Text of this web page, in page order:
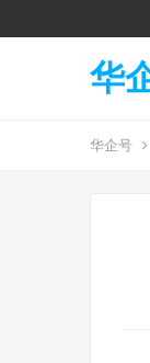
华
华企号